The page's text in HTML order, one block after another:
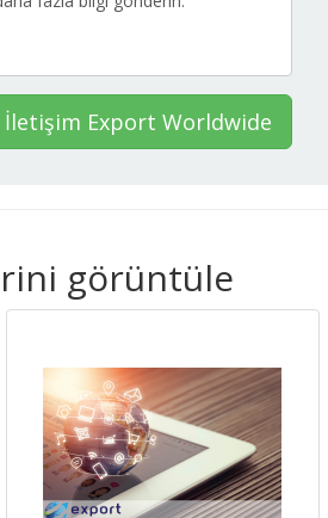
İletişim Export Worldwide
görüntüle